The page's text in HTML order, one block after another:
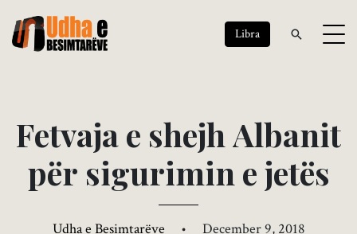
Libra
Fetvajae shejh Albanit
për sigurimin ejetës
Udha e Besimtarëve • December 9, 2018